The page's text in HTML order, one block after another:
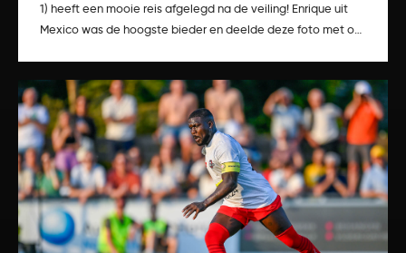
1) heeft een mooie reis afgelegd na de veiling! Enrique uit
Mexico was de hoogste bieder en deelde deze foto met ons